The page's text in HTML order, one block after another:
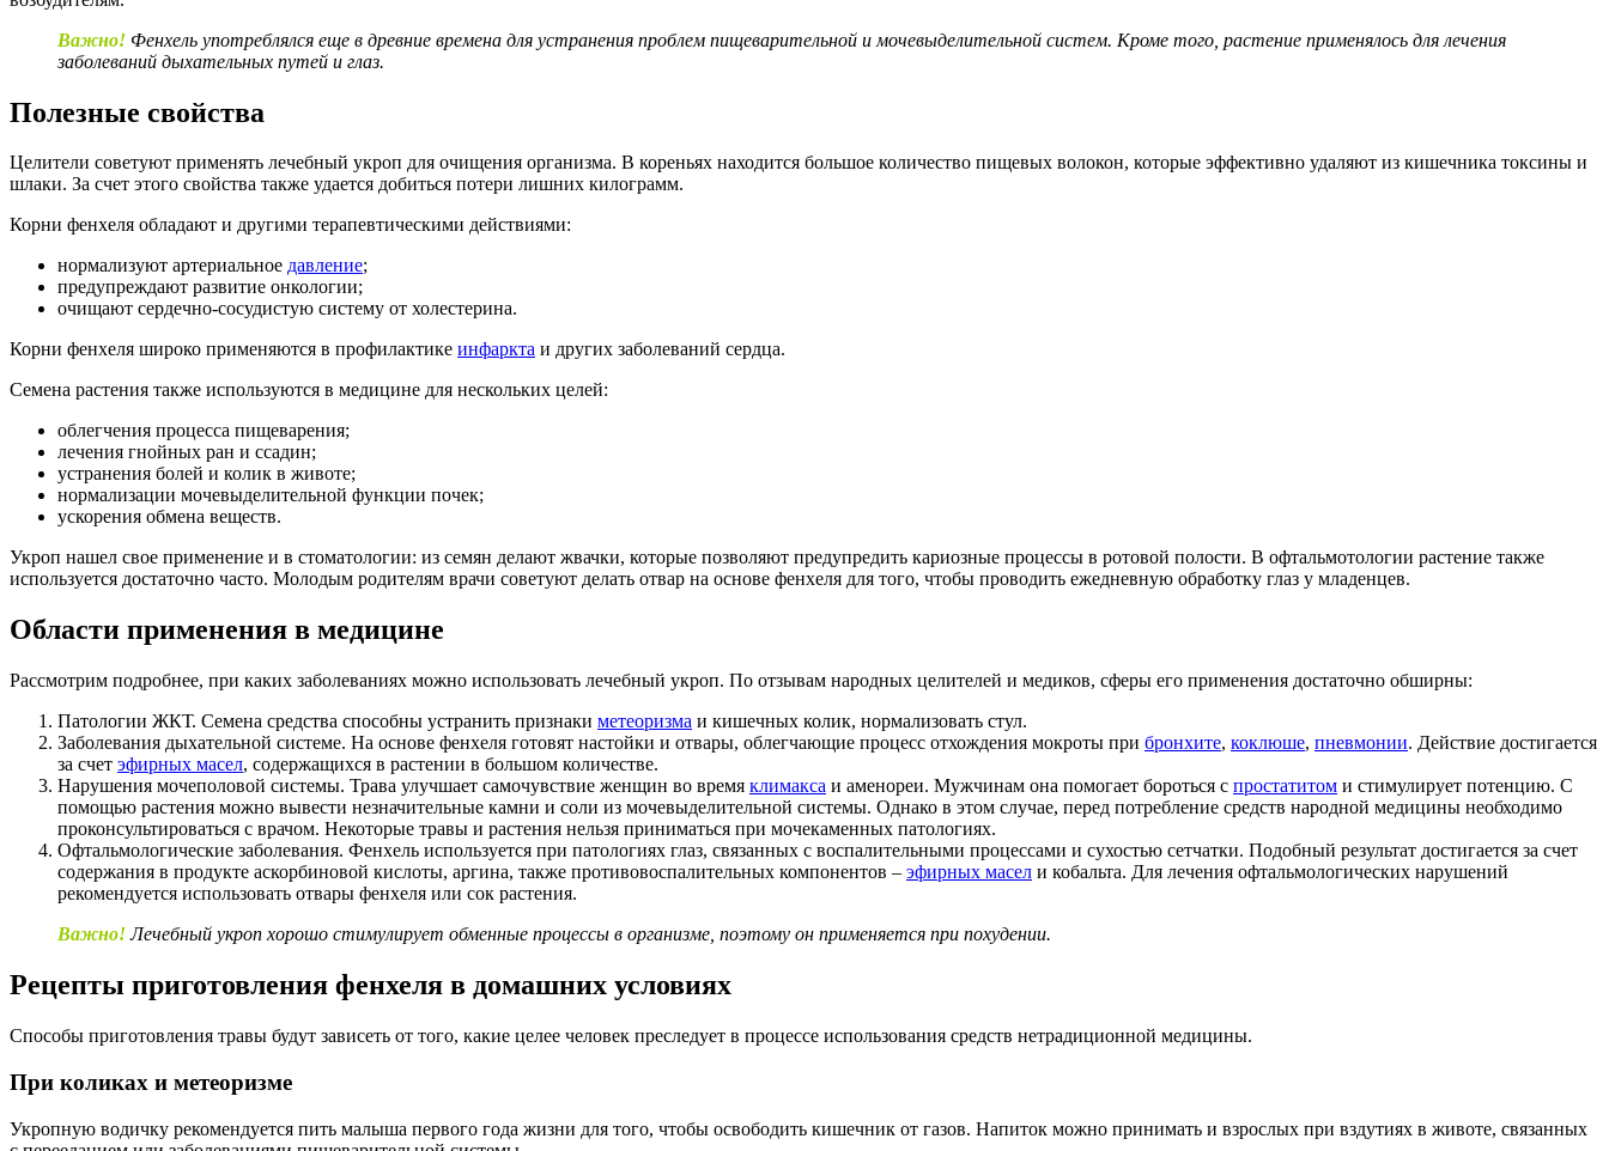
Важно! Фенхель употреблялся еще в древние времена для устранения проблем пищеварительной и мочевыделительной систем. Кроме того, растение применялось для лечения
заболеваний дыхательных путей и глаз.
Полезные свойства
Целители советуют применять лечебный укроп для очищения организма. В кореньях находится большое количество пищевых волокон, которые эффективно удаляют из кишечника токсины и
шлаки. За счет этого свойства также удается добиться потери лишних килограмм.
Корни фенхеля обладают и другими терапевтическими действиями:
нормализуют артериальное давление;
предупреждают развитие онкологии;
очищают сердечно-сосудистую систему от холестерина.
Корни фенхеля широко применяются в профилактике инфаркта и других заболеваний сердца.
Семена растения также используются в медицине для нескольких целей:
облегчения процесса пищеварения;
лечения гнойных ран и ссадин;
устранения болей и колик в животе;
нормализации мочевыделительной функции почек;
ускорения обмена веществ.
Укроп нашел свое применение и в стоматологии: из семян делают жвачки, которые позволяют предупредить кариозные процессы в ротовой полости. В офтальмотологии растение также
используется достаточно часто. Молодым родителям врачи советуют делать отвар на основе фенхеля для того, чтобы проводить ежедневную обработку глаз у младенцев.
Области применения в медицине
Рассмотрим подробнее, при каких заболеваниях можно использовать лечебный укроп. По отзывам народных целителей и медиков, сферы его применения достаточно обширны:
Патологии ЖКТ. Семена средства способны устранить признаки метеоризма и кишечных колик, нормализовать стул.
Заболевания дыхательной системе. На основе фенхеля готовят настойки и отвары, облегчающие процесс отхождения мокроты при бронхите, коклюше, пневмонии. Действие достигается
за счет эфирных масел, содержащихся в растении в большом количестве.
Нарушения мочеполовой системы. Трава улучшает самочувствие женщин во время климакса и аменореи. Мужчинам она помогает бороться с простатитом и стимулирует потенцию. С
помощью растения можно вывести незначительные камни и соли из мочевыделительной системы. Однако в этом случае, перед потребление средств народной медицины необходимо
проконсультироваться с врачом. Некоторые травы и растения нельзя приниматься при мочекаменных патологиях.
Офтальмологические заболевания. Фенхель используется при патологиях глаз, связанных с воспалительными процессами и сухостью сетчатки. Подобный результат достигается за счет
содержания в продукте аскорбиновой кислоты, аргина, также противовоспалительных компонентов – эфирных масел и кобальта. Для лечения офтальмологических нарушений
рекомендуется использовать отвары фенхеля или сок растения.
Важно!Лечебный укроп хорошо стимулирует обменные процессы в организме, поэтому он применяется при похудении.
Рецепты приготовления фенхеля в домашних условиях
Способы приготовления травы будут зависеть от того, какие целее человек преследует в процессе использования средств нетрадиционной медицины.
При коликах и метеоризме
Укропную водичку рекомендуется пить малыша первого года жизни для того, чтобы освободить кишечник от газов. Напиток можно принимать и взрослых при вздутиях в животе, связанных